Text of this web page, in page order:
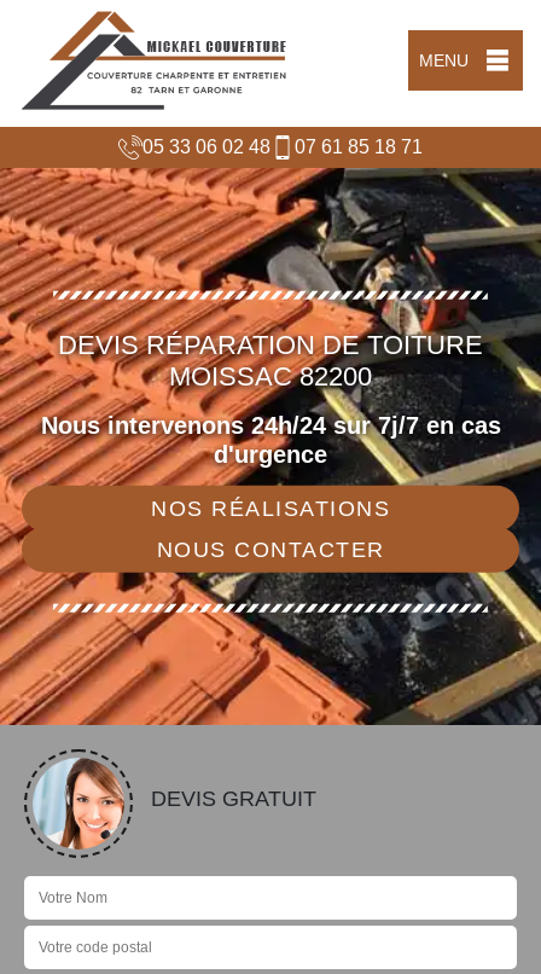
MENU
05 33 06 02 48 07 61 85 18 71
DEVIS RÉPARATION DE TOITURE
MOISSAC 82200
Nous intervenons 24h/24 sur 7j/7 en cas
d'urgence
NOS RÉALISATIONS
NOUS CONTACTER
DEVIS GRATUIT